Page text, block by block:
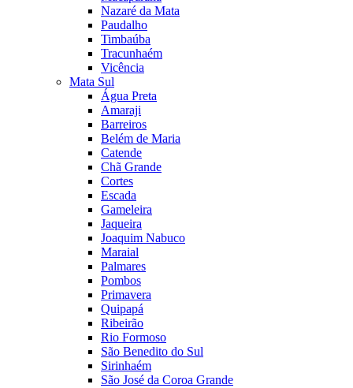
Nazaré da Mata
Paudalho
Timbaúba
Tracunhaém
Vicência
Mata Sul
Água Preta
Amaraji
Barreiros
Belém de Maria
Catende
Chã Grande
Cortes
Escada
Gameleira
Jaqueira
Joaquim Nabuco
Maraial
Palmares
Pombos
Primavera
Quipapá
Ribeirão
Rio Formoso
São Benedito do Sul
Sirinhaém
São José da Coroa Grande